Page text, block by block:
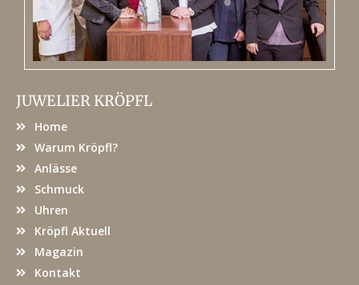
JUWELIER KRÖPFL
Home
Warum Kröpfl?
Anlässe
Schmuck
Uhren
Kröpfl Aktuell
Magazin
Kontakt